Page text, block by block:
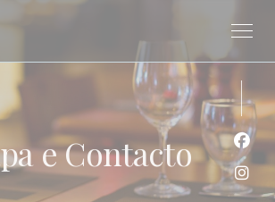
e Contacto